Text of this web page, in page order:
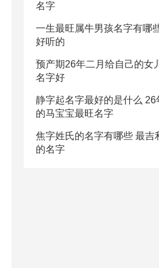
名字
一生最旺属牛男孩名字有哪
好听的
预产期26年二月给自己的女
名字好
静字起名字最好的是什么 26
的马宝宝最旺名字
焦字姓氏的名字有哪些 最吉
的名字